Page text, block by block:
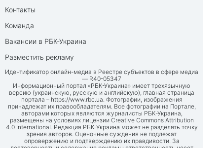
Контакты
Команда
Вакансии в РБК-Украина
Разместить рекламу
Идентификатор онлайн-медиа в Реестре субъектов в сфере медиа
— R40-05347
Информационный портал «РБК-Украина» имеет трехязычную
версию (украинскую, русскую и английскую), главная страница
портала – https://www.rbc.ua. Фотографии, изображения
принадлежат их правообладателям. Все фотографии на Портале,
авторами которых являются журналисты РБК-Украина,
размещены на условиях лицензии Creative Commons Attribution
4.0 International. Редакция РБК-Украина может не разделять точку
зрения авторов. Оценочные суждения не подлежат
опровержению и подтверждению их правдивости. За